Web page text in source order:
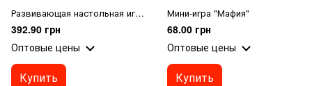
Развивающая настольная игра "Crazy Balance Building"
392.90 грн
Оптовые цены
Купить
Мини-игра "Мафия"
68.00 грн
Оптовые цены
Купить